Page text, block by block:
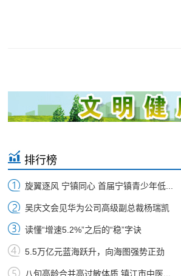
排行榜
旋翼逐风 宁镇同心 首届宁镇青少年低...
吴庆文会见华为公司高级副总裁杨瑞凯
读懂“增速5.2%”之后的“稳”字诀
5.5万亿元蓝海跃升，向海图强势正劲
八旬高龄合并高过敏体质 镇江市中医...